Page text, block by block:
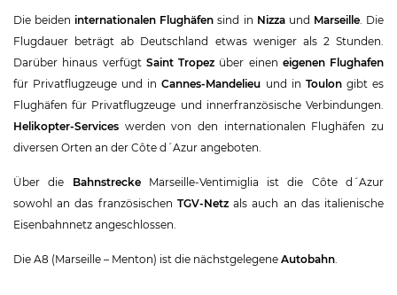
Die beideninternationalen Flughäfen sind in Nizzaund Marseille. Die
Flugdauer beträgt ab Deutschland etwas weniger als 2 Stunden.
Darüber hinaus verfügt Saint Tropez über einen eigenen Flughafen
für Privatflugzeuge und inCannes-Mandelieu und in Toulon gibt es
Flughäfen für Privatflugzeuge und innerfranzösische Verbindungen.
Helikopter-Services werden von den internationalen Flughäfen zu
diversen Orten an der Côte d´Azur angeboten.
Über die BahnstreckeMarseille-Ventimiglia ist die Côte d´Azur
sowohl an das französischen TGV-Netzals auch an das italienische
Eisenbahnnetz angeschlossen.
Die A8 (Marseille – Menton) ist die nächstgelegene Autobahn.